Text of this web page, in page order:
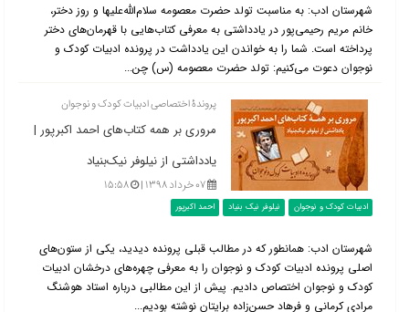
شهرستان ادب: به مناسبت تولد حضرت معصومه سلام‌الله‌علیها و روز دختر،
خانم مریم رحیمی‌پور در یادداشتی به معرفی کتاب‌هایی با قهرمان‌های دختر
پرداخته است. شما را به خواندن این یادداشت در پرونده ادبیات کودک و
نوجوان دعوت می‌کنیم: تولد حضرت معصومه (س) چن...
پروندۀ اختصاصی ادبیات کودک و نوجوان
مروری بر همه کتاب‌های احمد اکبرپور |
یادداشتی از نیلوفر نیک‌بنیاد
۰۷ خرداد ۱۳۹۸ | ۱۵:۵۸
ادبیات کودک و نوجوان نیلوفر نیک بنیاد احمد اکبرپور
شهرستان ادب: همانطور که در مطالب قبلی پرونده دیدید، یکی از ستون‌های
اصلی پرونده ادبیات کودک و نوجوان را به معرفی چهره‌های درخشان ادبیات
کودک و نوجوان اختصاص دادیم. پیش از این مطالبی درباره استاد هوشنگ
مرادی کرمانی و فرهاد حسن‌زاده برایتان نوشته بودیم...